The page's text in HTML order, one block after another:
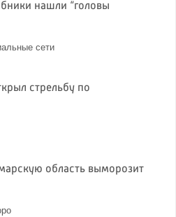
нашли “головы
сети
стрельбу по
область выморозит